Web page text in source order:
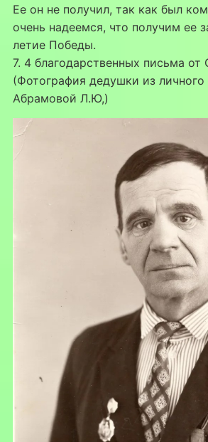
Ее он не получил, так как был
очень надеемся, что получим ее
летие Победы.
7. 4 благодарственных письма от
(Фотография дедушки из
Абрамовой Л.Ю,)